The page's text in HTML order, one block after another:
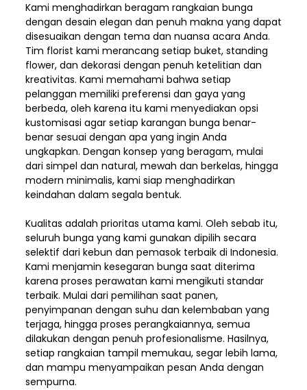
Kami menghadirkan beragam rangkaian bunga
dengan desain elegan dan penuh makna yang dapat
disesuaikan dengan tema dan nuansa acara Anda.
Tim florist kami merancang setiap buket, standing
flower, dan dekorasi dengan penuh ketelitian dan
kreativitas. Kami memahami bahwa setiap
pelanggan memiliki preferensi dan gaya yang
berbeda, oleh karena itu kami menyediakan opsi
kustomisasi agar setiap karangan bunga benar-
benar sesuai dengan apa yang ingin Anda
ungkapkan. Dengan konsep yang beragam, mulai
dari simpel dan natural, mewah dan berkelas, hingga
modern minimalis, kami siap menghadirkan
keindahan dalam segala bentuk.
Kualitas adalah prioritas utama kami. Oleh sebab itu,
seluruh bunga yang kami gunakan dipilih secara
selektif dari kebun dan pemasok terbaik di Indonesia.
Kami menjamin kesegaran bunga saat diterima
karena proses perawatan kami mengikuti standar
terbaik. Mulai dari pemilihan saat panen,
penyimpanan dengan suhu dan kelembaban yang
terjaga, hingga proses perangkaiannya, semua
dilakukan dengan penuh profesionalisme. Hasilnya,
setiap rangkaian tampil memukau, segar lebih lama,
dan mampu menyampaikan pesan Anda dengan
sempurna.